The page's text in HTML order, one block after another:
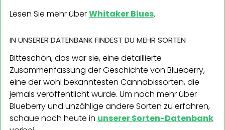
Lesen Sie mehr überWhitaker Blues.
IN UNSERER DATENBANK FINDEST DU MEHR SORTEN
Bitteschön, das war sie, eine detaillierte
Zusammenfassung der Geschichte von Blueberry,
eine der wohl bekanntesten Cannabissorten, die
jemals veröffentlicht wurde. Um noch mehr über
Blueberry und unzählige andere Sorten zu erfahren,
schaue noch heute in unserer Sorten-Datenbank